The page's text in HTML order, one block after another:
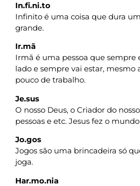
In.fi.ni.to
Infinito é uma coisa que dura
grande.
Ir.mã
Irmã é uma pessoa que sempre
lado e sempre vai estar, mesmo
pouco de trabalho.
Je.sus
O nosso Deus, o Criador do
pessoas e etc. Jesus fez o
Jo.gos
Jogos são uma brincadeira só
joga.
Har.mo.nia